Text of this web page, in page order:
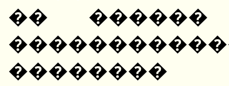
�� ������
��������